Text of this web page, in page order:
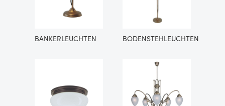
BANKERLEUCHTEN BODENSTEHLEUCHTEN